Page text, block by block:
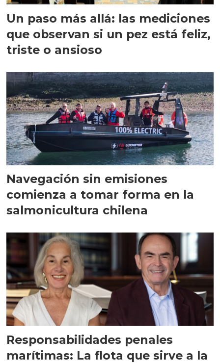
Un paso más allá: las mediciones
que observan si un pez está feliz,
triste o ansioso
Navegación sin emisiones
comienza a tomar forma en la
salmonicultura chilena
Responsabilidades penales
marítimas: La flota que sirve a la